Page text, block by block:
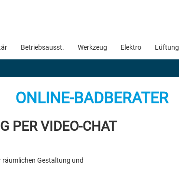
Betriebsausst. Werkzeug Elektro Lüftung
ONLINE-BADBERATER
PER VIDEO-CHAT
räumlichen Gestaltung und